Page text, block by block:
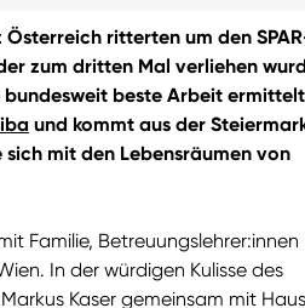
ritterten um den
zum dritten Mal verliehen
beste Arbeit
und kommt aus der
mit den Lebensräumen von
Familie, Betreuungslehrer:innen
In der würdigen Kulisse des
Kaser gemeinsam mit